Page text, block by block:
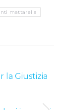
mattarella
la Giustizia